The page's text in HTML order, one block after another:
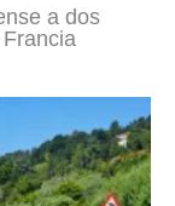
a dos